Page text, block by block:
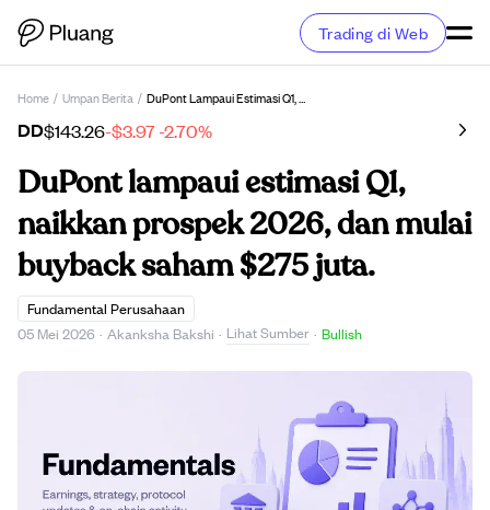
Trading di Web
Home / Umpan Berita / DuPont Lampaui Estimasi Q1, Naikkan Prospek 2026, Dan Mulai Buyback Saham $275 Juta.
DD$143.26-$3.97-2.70%
DuPont lampaui estimasi Q1,
naikkan prospek 2026, dan mulai
buyback saham $275 juta.
Fundamental Perusahaan
05 Mei 2026 · Akanksha Bakshi · Lihat Sumber · Bullish